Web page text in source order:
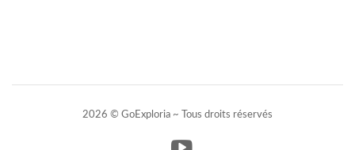
2026 © GoExploria ~ Tous droits réservés